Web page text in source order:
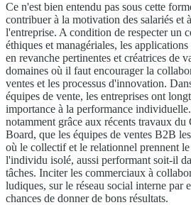
Ce n'est bien entendu pas sous cette
contribuer à la motivation des salariés et
l'entreprise. A condition de respecter un
éthiques et managériales, les
en revanche pertinentes et créatrices de
domaines où il faut encourager la
ventes et les processus d'innovation.
équipes de vente, les entreprises ont
importance à la performance
notamment grâce aux récents travaux
Board, que les équipes de ventes B2B
où le collectif et le relationnel prennent
l'individu isolé, aussi performant soit-il
tâches. Inciter les commerciaux à
ludiques, sur le réseau social interne par
chances de donner de bons résultats.